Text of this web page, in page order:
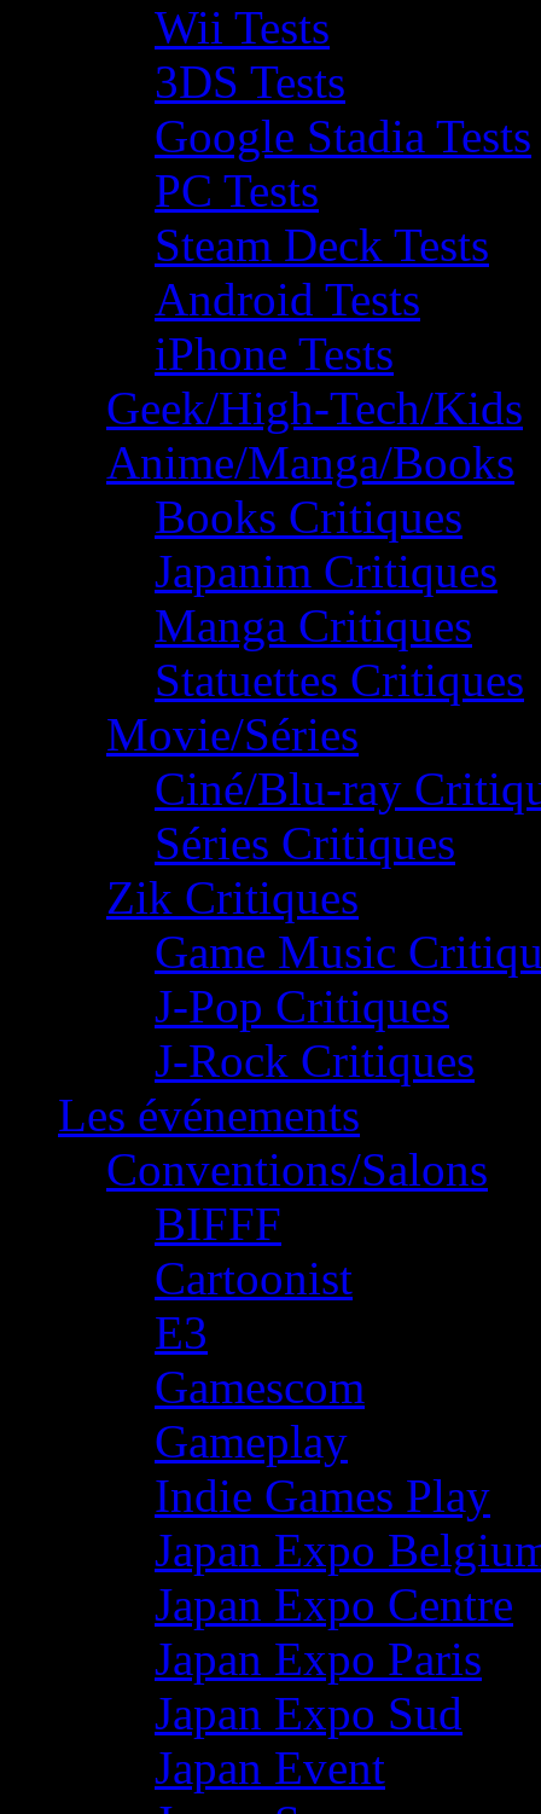
Wii Tests
3DS Tests
Google Stadia Tests
PC Tests
Steam Deck Tests
Android Tests
iPhone Tests
Geek/High-Tech/Kids
Anime/Manga/Books
Books Critiques
Japanim Critiques
Manga Critiques
Statuettes Critiques
Movie/Séries
Ciné/Blu-ray
Séries Critiques
Zik Critiques
Game Music
J-Pop Critiques
J-Rock Critiques
Les événements
Conventions/Salons
BIFFF
Cartoonist
E3
Gamescom
Gameplay
Indie Games Play
Japan Expo
Japan Expo Centre
Japan Expo Paris
Japan Expo Sud
Japan Event